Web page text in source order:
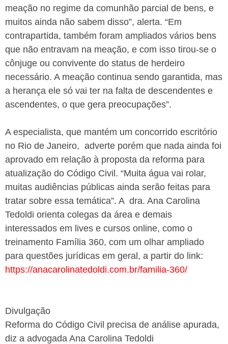
meação no regime da comunhão parcial de bens, e
muitos ainda não sabem disso”, alerta. “Em
contrapartida, também foram ampliados vários bens
que não entravam na meação, e com isso tirou-se o
cônjuge ou convivente do status de herdeiro
necessário. A meação continua sendo garantida, mas
a herança ele só vai ter na falta de descendentes e
ascendentes, o que gera preocupações”.
A especialista, que mantém um concorrido escritório
no Rio de Janeiro, adverte porém que nada ainda foi
aprovado em relação à proposta da reforma para
atualização do Código Civil. “Muita água vai rolar,
muitas audiências públicas ainda serão feitas para
tratar sobre essa temática”. A dra. Ana Carolina
Tedoldi orienta colegas da área e demais
interessados em lives e cursos online, como o
treinamento Família 360, com um olhar ampliado
para questões jurídicas em geral, a partir do link:
https://anacarolinatedoldi.com.br/familia-360/
Divulgação
Reforma do Código Civil precisa de análise apurada,
diz a advogada Ana Carolina Tedoldi